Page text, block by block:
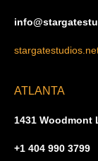
ATLANTA
1431 Woodmont
+1 404 990 3799